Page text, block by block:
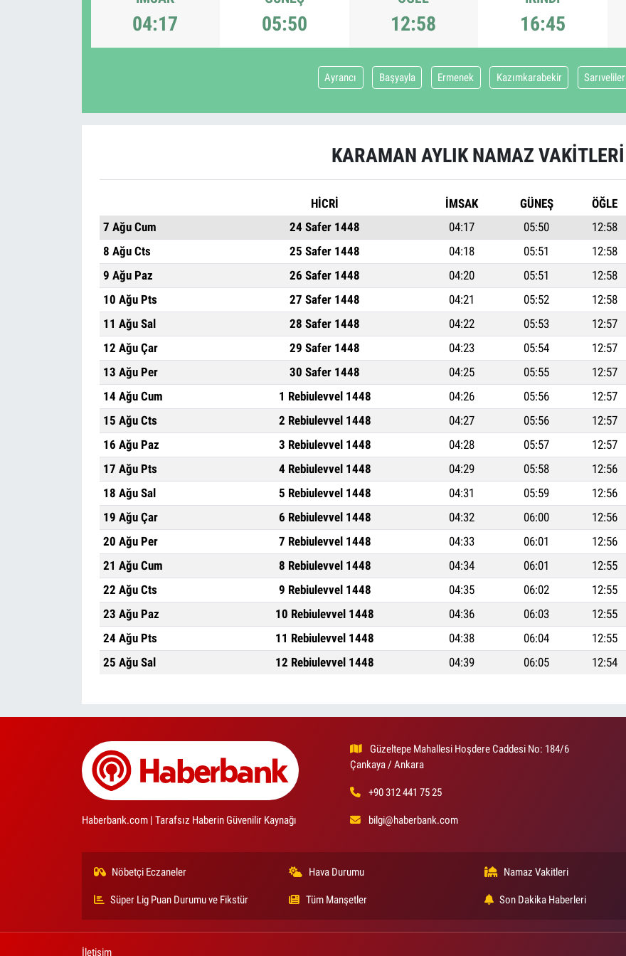
04:17 05:50 12:58 16:45
Ayrancı Başyayla Ermenek Kazımkarabekir Sarıveliler
KARAMAN AYLIK NAMAZ VAKITLERI
HİCRİ İMSAK GÜNEŞ ÖĞLE
7 Ağu Cum
24 Safer 1448 04:17 05:50 12:58
8 Ağu Cts
25 Safer 1448 04:18 05:51 12:58
9 Ağu Paz
26 Safer 1448 04:20 05:51 12:58
10 Ağu Pts
27 Safer 1448 04:21 05:52 12:58
11 Ağu Sal
28 Safer 1448 04:22 05:53 12:57
12 Ağu Çar
29 Safer 1448 04:23 05:54 12:57
13 Ağu Per
30 Safer 1448 04:25 05:55 12:57
14 Ağu Cum
1 Rebiulevvel 1448 04:26 05:56 12:57
15 Ağu Cts
2 Rebiulevvel 1448 04:27 05:56 12:57
16 Ağu Paz
3 Rebiulevvel 1448 04:28 05:57 12:57
17 Ağu Pts
4 Rebiulevvel 1448 04:29 05:58 12:56
18 Ağu Sal
5 Rebiulevvel 1448 04:31 05:59 12:56
19 Ağu Çar
6 Rebiulevvel 1448 04:32 06:00 12:56
20 Ağu Per
7 Rebiulevvel 1448 04:33 06:01 12:56
21 Ağu Cum
8 Rebiulevvel 1448 04:34 06:01 12:55
22 Ağu Cts
9 Rebiulevvel 1448 04:35 06:02 12:55
23 Ağu Paz
10 Rebiulevvel 1448 04:36 06:03 12:55
24 Ağu Pts
11 Rebiulevvel 1448 04:38 06:04 12:55
25 Ağu Sal
12 Rebiulevvel 1448 04:39 06:05 12:54
Haberbank.com | Tarafsız Haberin Güvenilir Kaynağı
Güzeltepe Mahallesi Hoşdere Caddesi No: 184/6
Çankaya / Ankara
+90 312 441 75 25
bilgi@haberbank.com
Nöbetçi Eczaneler Hava Durumu Namaz Vakitleri
Süper Lig Puan Durumu ve Fikstür Tüm Manşetler Son Dakika Haberleri
İletişim